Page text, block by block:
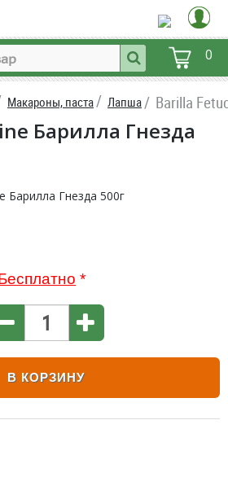
0
Макароны, паста Лапша Barilla
Барилла Гнезда
*
В КОРЗИНУ